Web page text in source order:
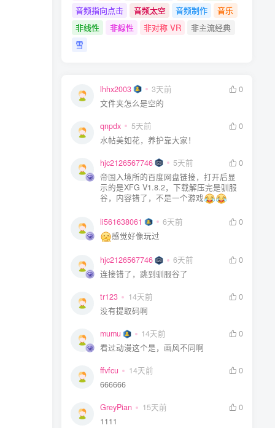
音频指向点击
音频太空 音频制作
音乐
非线性
非線性 非对称 VR
非主流经典
雪
lhhx2003 3天前
0
文件夹怎么是空的
qnpdx 5天前
0
水帖美如花，养护靠大家！
hjc2126567746 5天前
0
帝国入境所的百度网盘链接，打开后显
示的是XFG V1.8.2，下载解压完是驯服
谷，内容错了，不是一个游戏
li561638061 6天前
0
感觉好像玩过
hjc2126567746 6天前
0
连接错了，跳到驯服谷了
tr123 14天前
0
没有提取码啊
mumu 14天前
0
看过动漫这个是，画风不同啊
ffvfcu 14天前
0
666666
GreyPian 15天前
0
1111